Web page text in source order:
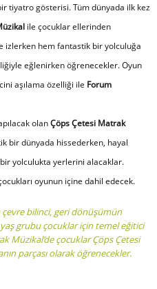
tiyatro gösterisi. Tüm dünyada ilk kez
ile çocuklar ellerinden
izlerken hem fantastik bir yolculuğa
eğlenirken öğrenecekler. Oyun
aşılama özelliği ile Forum
olanÇöps Çetesi Matrak
bir dünyada hissederken, hayal
bir yolculukta yerlerini alacaklar.
oyunun içine dahil edecek.
çevre bilinci, geri dönüşümün
grubu çocuklar için temel eğitici
Müzikal’de çocuklar Çöps Çetesi
parçası olarak öğrenecekler.